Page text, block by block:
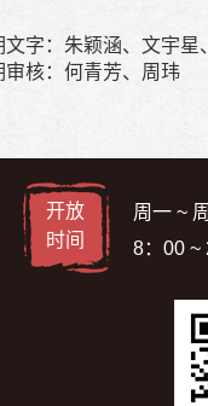
文字：朱颖涵、文宇星
审核：何青芳、周玮
开放
时间
周一 ~
8：00 ~